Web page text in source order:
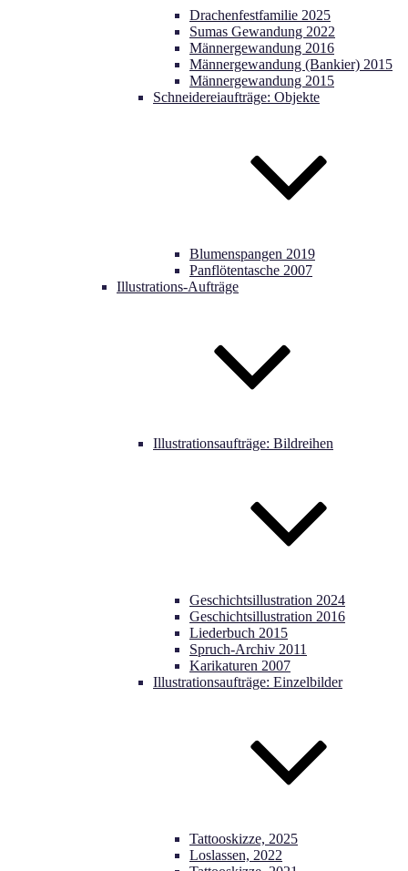
Drachenfestfamilie 2025
Sumas Gewandung 2022
Männergewandung 2016
Männergewandung (Bankier) 2015
Männergewandung 2015
Schneidereiaufträge: Objekte
Blumenspangen 2019
Panflötentasche 2007
Illustrations-Aufträge
Illustrationsaufträge: Bildreihen
Geschichtsillustration 2024
Geschichtsillustration 2016
Liederbuch 2015
Spruch-Archiv 2011
Karikaturen 2007
Illustrationsaufträge: Einzelbilder
Tattooskizze, 2025
Loslassen, 2022